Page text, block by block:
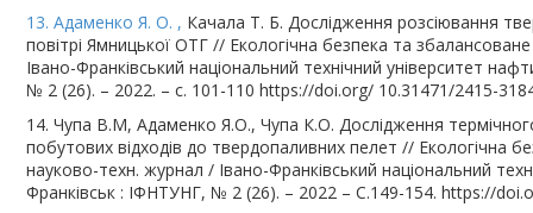
13. Адаменко Я. О. , Качала Т. Б. Дослідження розсіювання
повітрі Ямницької ОТГ // Екологічна безпека та
Івано-Франківський національний технічний університет
№ 2 (26). – 2022. – с. 101-110 https://doi.org/ 10.31471/2415-
14. Чупа В.М, Адаменко Я.О., Чупа К.О. Дослідження
побутових відходів до твердопаливних пелет // Екологічна
науково-техн. журнал / Івано-Франківський національний
Франківськ : ІФНТУНГ, № 2 (26). – 2022 – С.149-154. https://